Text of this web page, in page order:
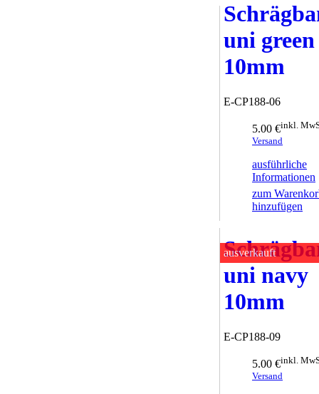
uni green
10mm
E-CP188-06
5.00 €inkl.
Versand
ausführliche
Informationen
zum
hinzufügen
ausverkauft
uni navy
10mm
E-CP188-09
5.00 €inkl.
Versand